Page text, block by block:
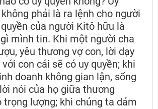
phải là ra lệnh cho người
của người Kitô hữu là
mình tin. Khi một người cha
yêu thương vợ con, lời dạy
con cái sẽ có uy quyền; khi
doanh không gian lận, sống
nói của họ giữa thương
trọng lượng; khi chúng ta dám